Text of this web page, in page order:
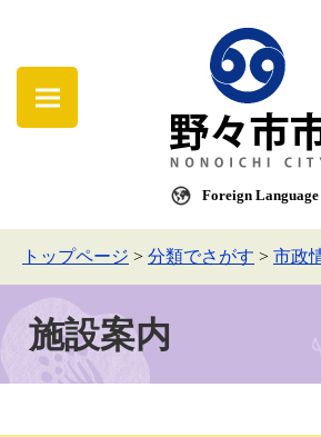
Foreign Language
トップページ > 分類でさがす > 市政
施設案内